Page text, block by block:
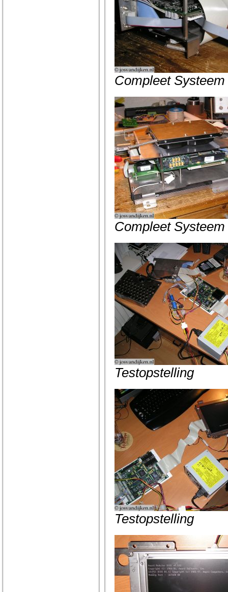
Compleet Systeem
Compleet Systeem
Testopstelling
Testopstelling